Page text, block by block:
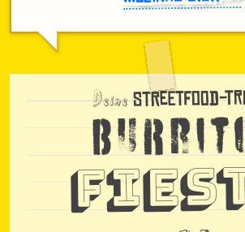
DeineStreetfood-